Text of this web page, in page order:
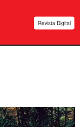
Revista Digital